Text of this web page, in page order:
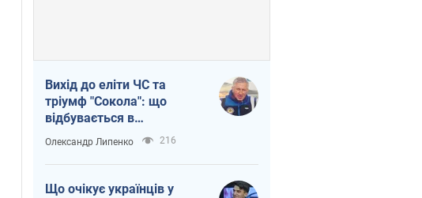
Вихід до еліти ЧС та
тріумф "Сокола": що
відбувається в
українському хокеї
Олександр Липенко 216
Що очікує українців у